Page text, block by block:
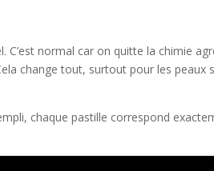
normal car on quitte la chimie
change tout, surtout pour les peaux
chaque pastille correspond